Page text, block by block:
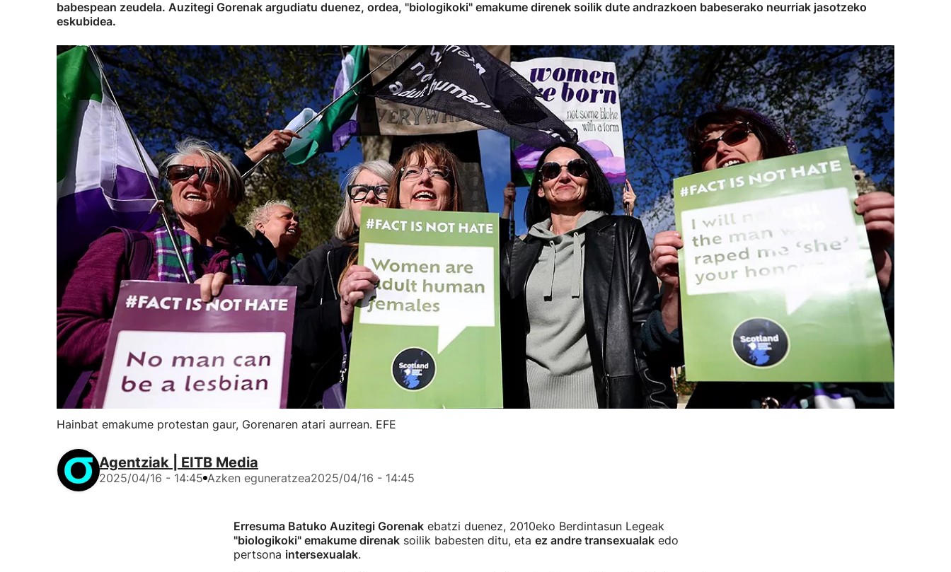
babespean zeudela. Auzitegi Gorenak argudiatu duenez, ordea, "biologikoki" emakume direnek soilik dute andrazkoen babeserako neurriak jasotzeko
eskubidea.
Hainbat emakume protestan gaur, Gorenaren atari aurrean. EFE
Agentziak | EITB Media
2025/04/16 - 14:45 Azken eguneratzea2025/04/16 - 14:45
Erresuma Batuko Auzitegi Gorenakebatzi duenez, 2010eko Berdintasun Legeak
"biologikoki" emakume direnaksoilik babesten ditu, eta ez andre transexualakedo
pertsona intersexualak.